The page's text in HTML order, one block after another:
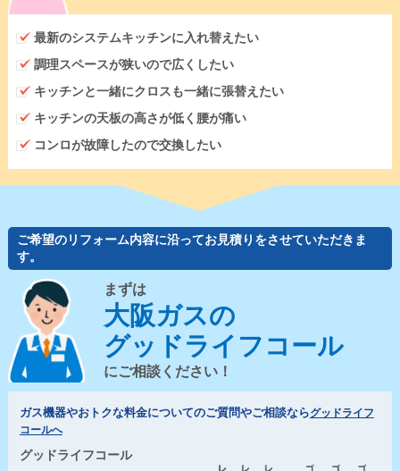
最新のシステムキッチンに入れ替えたい
調理スペースが狭いので広くしたい
キッチンと一緒にクロスも一緒に張替えたい
キッチンの天板の高さが低く腰が痛い
コンロが故障したので交換したい
ご希望のリフォーム内容に沿ってお見積りをさせていただきま
す。
まずは
大阪ガスの
グッドライフコール
にご相談ください！
ガス機器やおトクな料金についてのご質問やご相談ならグッドライフ
コールへ
グッドライフコール